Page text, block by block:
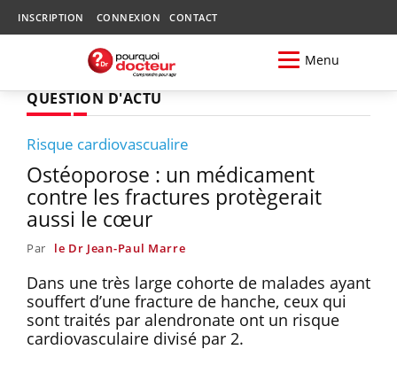
INSCRIPTION CONNEXION CONTACT
Menu
QUESTION D'ACTU
Risque cardiovascualire
Ostéoporose : un médicament
contre les fractures protègerait
aussi le cœur
Par le Dr Jean-Paul Marre
Dans une très large cohorte de malades ayant
souffert d’une fracture de hanche, ceux qui
sont traités par alendronate ont un risque
cardiovasculaire divisé par 2.